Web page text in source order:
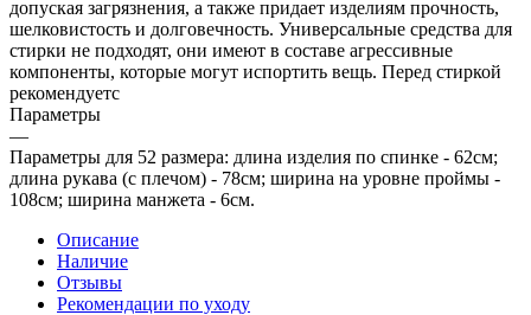
допуская загрязнения, а также придает изделиям прочность,
шелковистость и долговечность. Универсальные средства для
стирки не подходят, они имеют в составе агрессивные
компоненты, которые могут испортить вещь. Перед стиркой
рекомендуетс
Параметры
—
Параметры для 52 размера: длина изделия по спинке - 62см;
длина рукава (с плечом) - 78см; ширина на уровне проймы -
108см; ширина манжета - 6см.
Описание
Наличие
Отзывы
Рекомендации по уходу